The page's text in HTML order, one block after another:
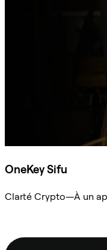
OneKey Sifu
Clarté Crypto—À un